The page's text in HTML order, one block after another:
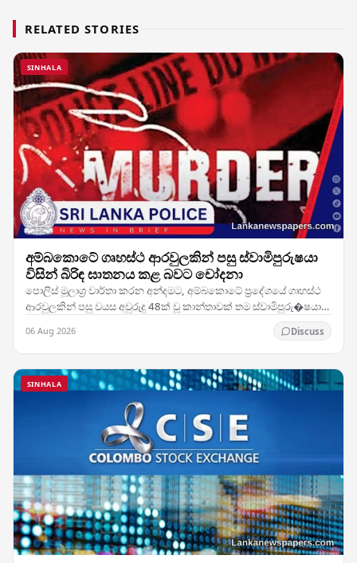
RELATED STORIES
SINHALA
අම්බකොටේ ගෘහස්ථ ආරවුලකින් පසු ස්වාමිපුරුෂයා
විසින් බිරිඳ ඝාතනය කළ බවට චෝදනා
පොලිස් මූලාශ්‍ර වාර්තා කරන අන්දමට, අම්බකොටේ ප්‍රදේශයේ ගෘහස්ථ
ආරවුලකින් පසු වයස අවුරුදු 48ක් වූ කාන්තාවක් තම ස්වාමිපුරු�ෂයා
06 Aug 2026 Discuss
SINHALA